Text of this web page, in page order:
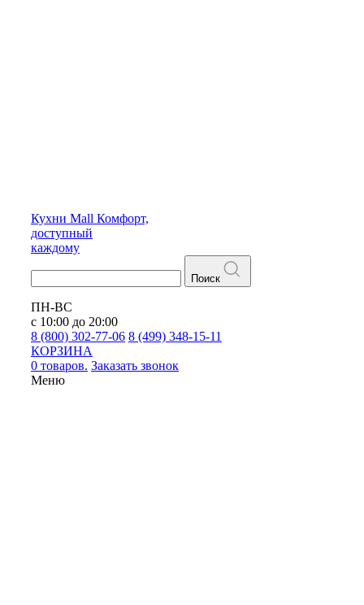
Кухни Mall Комфорт,
доступный
каждому
Поиск
ПН-ВС
с 10:00 до 20:00
8 (800) 302-77-06 8 (499) 348-15-11
КОРЗИНА
0 товаров. Заказать звонок
Меню